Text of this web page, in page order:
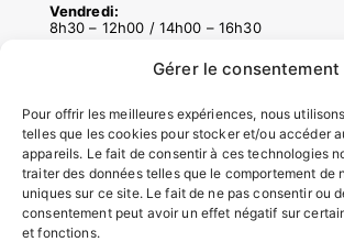
Gérer le consentement
Pour offrir les meilleures expériences, nous
telles que les cookies pour stocker et/ou accéder
appareils. Le fait de consentir à ces technologies
traiter des données telles que le comportement de
uniques sur ce site. Le fait de ne pas consentir ou
consentement peut avoir un effet négatif sur
et fonctions.
Vendredi:
8h30 – 12h00 / 14h00 – 16h30
Contacter la mairie
Pôle santé
Le Saucatais
Formalités administratives
Restauration scolaire